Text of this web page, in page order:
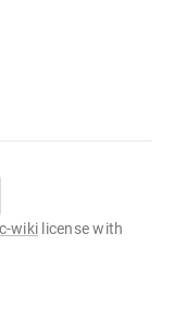
wiki license with